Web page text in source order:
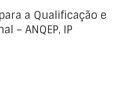
a Qualificação e
– ANQEP, IP